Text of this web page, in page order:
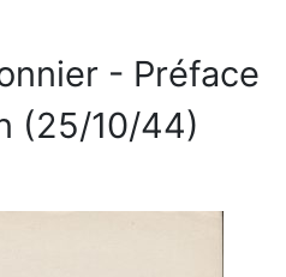
- Préface
(25/10/44)